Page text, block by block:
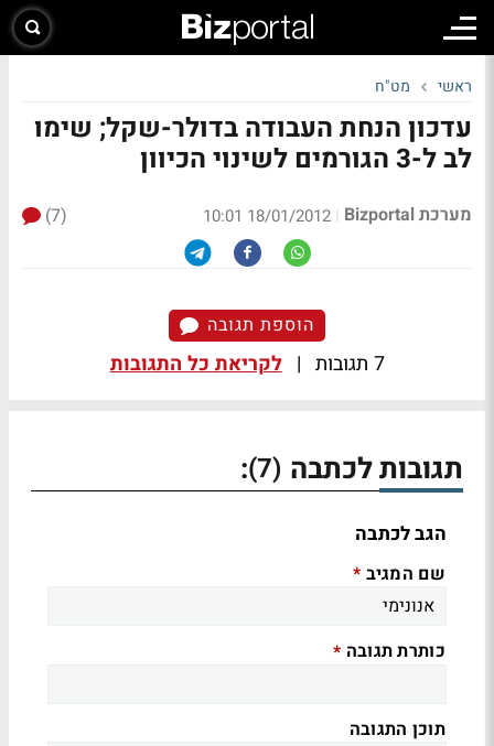
ראשי מט"ח
עדכון הנחת העבודה בדולר-שקל; שימו
לב ל-3 הגורמים לשינוי הכיוון
מערכת Bizportal |
18/01/2012 10:01
(7)
הוספת תגובה
7 תגובות | לקריאת כל התגובות
תגובות לכתבה (7)
:
הגב לכתבה
שם המגיב *
כותרת תגובה *
תוכן התגובה